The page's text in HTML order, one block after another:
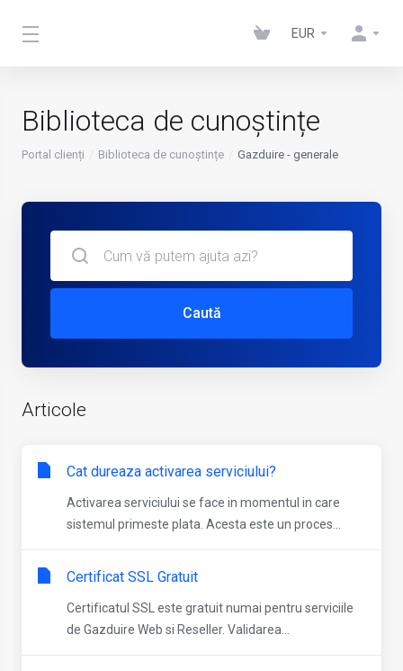
EUR
Biblioteca de cunoștințe
Portal clienți Biblioteca de cunoștințe Gazduire - generale
Caută
Articole
Cat dureaza activarea serviciului?
Activarea serviciului se face in momentul in care
sistemul primeste plata. Acesta este un proces...
Certificat SSL Gratuit
Certificatul SSL este gratuit numai pentru serviciile
de Gazduire Web si Reseller. Validarea...